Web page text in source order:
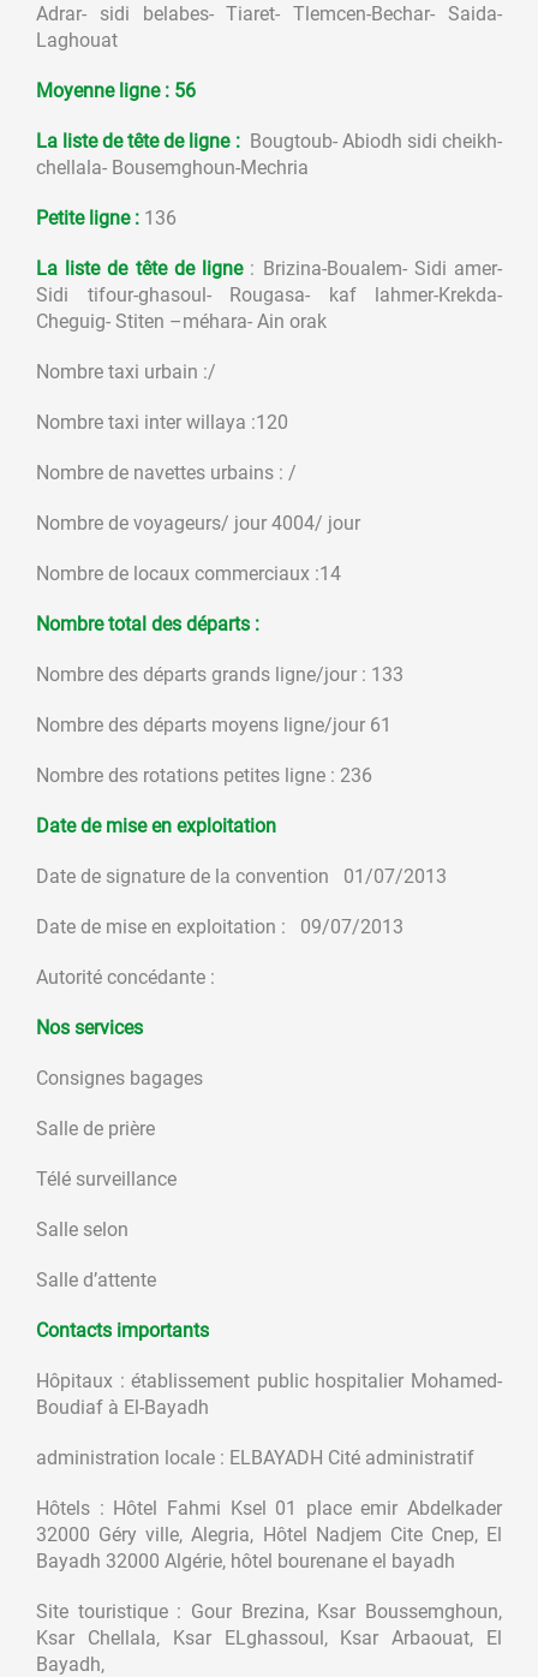
Adrar- sidi belabes- Tiaret- Tlemcen-Bechar- Saida-
Laghouat
Moyenne ligne : 56
La liste de tête de ligne : Bougtoub- Abiodh sidi cheikh-
chellala- Bousemghoun-Mechria
Petite ligne : 136
La liste de tête de ligne : Brizina-Boualem- Sidi amer-
Sidi tifour-ghasoul- Rougasa- kaf lahmer-Krekda-
Cheguig- Stiten –méhara- Ain orak
Nombre taxi urbain :/
Nombre taxi inter willaya :120
Nombre de navettes urbains : /
Nombre de voyageurs/ jour 4004/ jour
Nombre de locaux commerciaux :14
Nombre total des départs :
Nombre des départs grands ligne/jour : 133
Nombre des départs moyens ligne/jour 61
Nombre des rotations petites ligne : 236
Date de mise en exploitation
Date de signature de la convention 01/07/2013
Date de mise en exploitation : 09/07/2013
Autorité concédante :
Nos services
Consignes bagages
Salle de prière
Télé surveillance
Salle selon
Salle d’attente
Contacts importants
Hôpitaux : établissement public hospitalier Mohamed-
Boudiaf à El-Bayadh
administration locale : ELBAYADH Cité administratif
Hôtels : Hôtel Fahmi Ksel 01 place emir Abdelkader
32000 Géry ville, Alegria, Hôtel Nadjem Cite Cnep, El
Bayadh 32000 Algérie, hôtel bourenane el bayadh
Site touristique : Gour Brezina, Ksar Boussemghoun,
Ksar Chellala, Ksar ELghassoul, Ksar Arbaouat, El
Bayadh,